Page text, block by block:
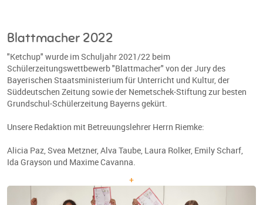
Blattmacher 2022
"Ketchup" wurde im Schuljahr 2021/22 beim
Schülerzeitungswettbewerb "Blattmacher" von der Jury des
Bayerischen Staatsministerium für Unterricht und Kultur, der
Süddeutschen Zeitung sowie der Nemetschek-Stiftung zur besten
Grundschul-Schülerzeitung Bayerns gekürt.
Unsere Redaktion mit Betreuungslehrer Herrn Riemke:
Alicia Paz, Svea Metzner, Alva Taube, Laura Rolker, Emily Scharf,
Ida Grayson und Maxime Cavanna.
+